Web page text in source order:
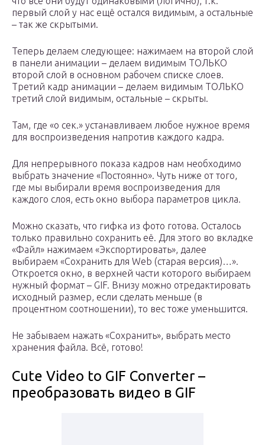
первый слой у нас ещё остался видимым, а остальные
– так же скрытыми.
Теперь делаем следующее: нажимаем на второй слой
в панели анимации – делаем видимым ТОЛЬКО
второй слой в основном рабочем списке слоев.
Третий кадр анимации – делаем видимым ТОЛЬКО
третий слой видимым, остальные – скрыты.
Там, где «о сек.» устанавливаем любое нужное время
для воспроизведения напротив каждого кадра.
Для непрерывного показа кадров нам необходимо
выбрать значение «Постоянно». Чуть ниже от того,
где мы выбирали время воспроизведения для
каждого слоя, есть окно выбора параметров цикла.
Можно сказать, что гифка из фото готова. Осталось
только правильно сохранить её. Для этого во вкладке
«Файл» нажимаем «Экспортировать», далее
выбираем «Сохранить для Web (старая версия)…».
Откроется окно, в верхней части которого выбираем
нужный формат – GIF. Внизу можно отредактировать
исходный размер, если сделать меньше (в
процентном соотношении), то вес тоже уменьшится.
Не забываем нажать «Сохранить», выбрать место
хранения файла. Всё, готово!
Cute Video to GIF Converter –
преобразовать видео в GIF